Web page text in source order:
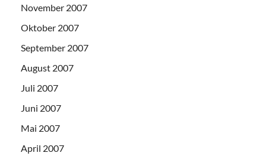
November 2007
Oktober 2007
September 2007
August 2007
Juli 2007
Juni 2007
Mai 2007
April 2007